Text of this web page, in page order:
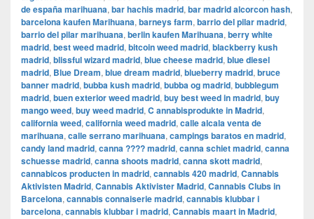
de españa marihuana, bar hachis madrid, bar madrid alcorcon hash,
barcelona kaufen Marihuana, barneys farm, barrio del pilar madrid,
barrio del pilar marihuana, berlin kaufen Marihuana, berry white
madrid, best weed madrid, bitcoin weed madrid, blackberry kush
madrid, blissful wizard madrid, blue cheese madrid, blue diesel
madrid, Blue Dream, blue dream madrid, blueberry madrid, bruce
banner madrid, bubba kush madrid, bubba og madrid, bubblegum
madrid, buen exterior weed madrid, buy best weed in madrid, buy
mango weed, buy weed madrid, C annabisprodukte in Madrid,
california weed, california weed madrid, calle alcala venta de
marihuana, calle serrano marihuana, campings baratos en madrid,
candy land madrid, canna ???? madrid, canna schiet madrid, canna
schuesse madrid, canna shoots madrid, canna skott madrid,
cannabicos producten in madrid, cannabis 420 madrid, Cannabis
Aktivisten Madrid, Cannabis Aktivister Madrid, Cannabis Clubs in
Barcelona, cannabis connaiserie madrid, cannabis klubbar i
barcelona, cannabis klubbar i madrid, Cannabis maart in Madrid,